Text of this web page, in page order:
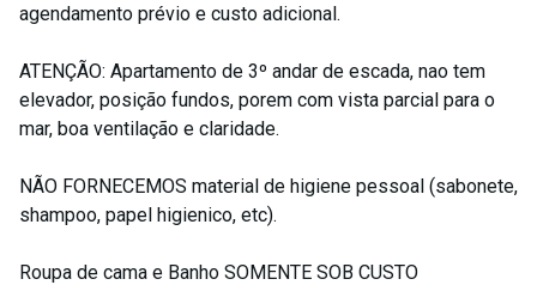
agendamento prévio e custo adicional.
ATENÇÃO: Apartamento de 3º andar de escada, nao tem
elevador, posição fundos, porem com vista parcial para o
mar, boa ventilação e claridade.
NÃO FORNECEMOS material de higiene pessoal (sabonete,
shampoo, papel higienico, etc).
Roupa de cama e Banho SOMENTE SOB CUSTO